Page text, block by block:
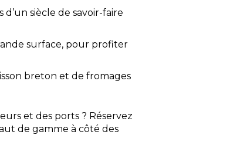
siècle de savoir-faire
surface, pour profiter
breton et de fromages
et des ports ? Réservez
de gamme à côté des